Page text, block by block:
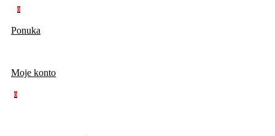
0
Ponuka
Moje konto
0